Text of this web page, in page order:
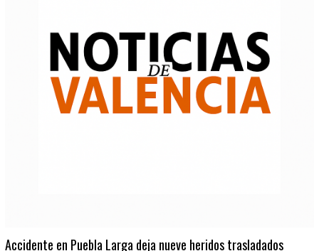
Accidente en Puebla Larga deja nueve heridos trasladados